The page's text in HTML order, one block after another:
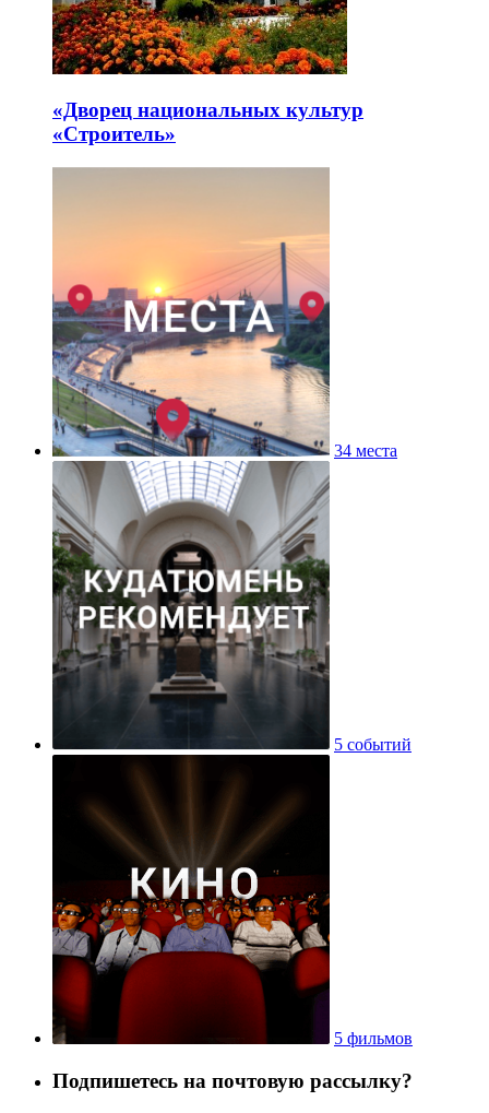
«Дворец национальных культур
«Строитель»
34 места
5 событий
5 фильмов
Подпишетесь на почтовую рассылку?